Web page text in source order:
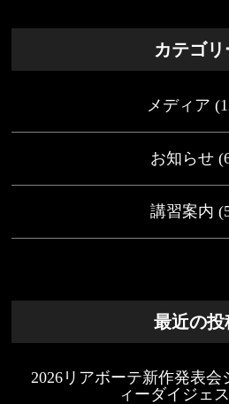
カテゴリ
メディア
お知らせ
講習案内
最近の投
2026リアボーテ新作発表
ィーダイジェ